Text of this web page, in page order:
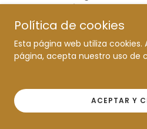
Quebrada Quilcayhuanca.
2do día. - Quebrada
3er día. - Campamento
Tullpacocha - Laguna
Campamento Cuchilla.
5to día. - Quebrada Cojup -
*** Fin Expedición de Trekking
Política de cookies
Esta página web utiliza cookies.
página, acepta nuestro uso de
ACEPTAR Y